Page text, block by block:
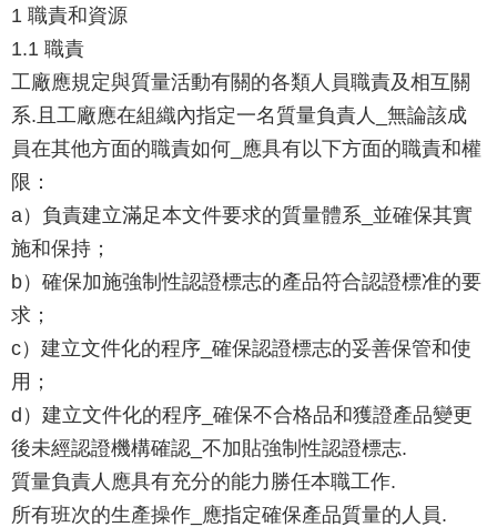
1 職責和資源
1.1 職責
工廠應規定與質量活動有關的各類人員職責及相互關
系.且工廠應在組織內指定一名質量負責人_無論該成
員在其他方面的職責如何_應具有以下方面的職責和權
限：
a）負責建立滿足本文件要求的質量體系_並確保其實
施和保持；
b）確保加施強制性認證標志的產品符合認證標准的要
求；
c）建立文件化的程序_確保認證標志的妥善保管和使
用；
d）建立文件化的程序_確保不合格品和獲證產品變更
後未經認證機構確認_不加貼強制性認證標志.
質量負責人應具有充分的能力勝任本職工作.
所有班次的生產操作_應指定確保產品質量的人員.